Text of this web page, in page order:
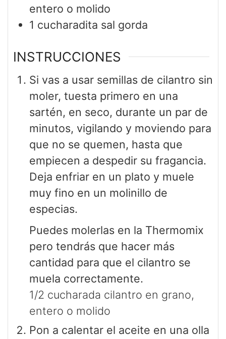
entero o molido
1 cucharadita sal gorda
INSTRUCCIONES
Si vas a usar semillas de cilantro sin
moler, tuesta primero en una
sartén, en seco, durante un par de
minutos, vigilando y moviendo para
que no se quemen, hasta que
empiecen a despedir su fragancia.
Deja enfriar en un plato y muele
muy fino en un molinillo de
especias.
Puedes molerlas en la Thermomix
pero tendrás que hacer más
cantidad para que el cilantro se
muela correctamente.
1/2 cucharada cilantro en grano,
entero o molido
Pon a calentar el aceite en una olla